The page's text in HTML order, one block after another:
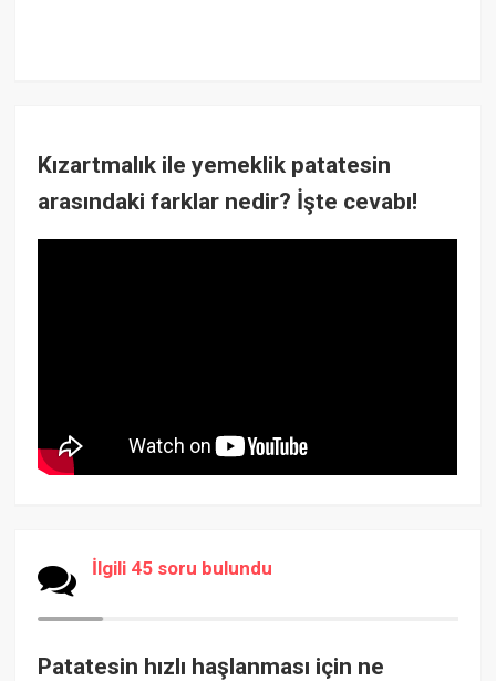
Kızartmalık ile yemeklik patatesin
arasındaki farklar nedir? İşte cevabı!
İlgili 45 soru bulundu
Patatesin hızlı haşlanması için ne